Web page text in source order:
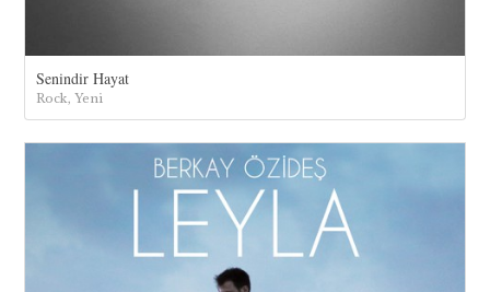
Senindir Hayat
Rock, Yeni